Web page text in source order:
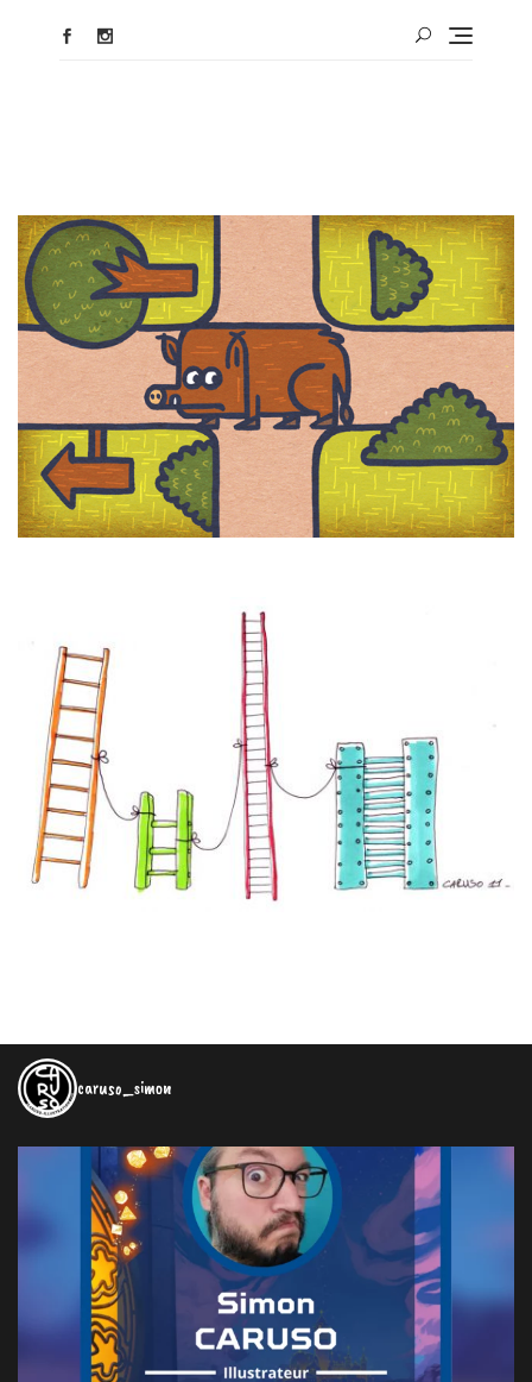
caruso_simon